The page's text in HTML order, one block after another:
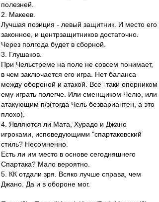
полезней.
2. Макеев.
Лучшая позиция - левый защитник. И место его
законное, и центрзащитников достаточно.
Через полгода будет в сборной.
3. Глушаков.
При Чельстреме на поле не совсем понимает,
в чем заключается его игра. Нет баланса
между обороной и атакой. Все -таки опорником
ему играть полегче. Или сменщиком Челю, или
атакующим п/з(тогда Чель безвариантен, а это
плохо).
4. Являются ли Мата, Хурадо и Джано
игроками, исповедующими "спартаковский
стиль? Несомненно.
Есть ли им место в основе сегодняшнего
Спартака? Мало вероятно.
5. КК отдали зря. Всяко лучше справа, чем
Джано. Да и в обороне мог.